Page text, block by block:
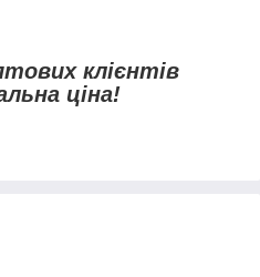
клієнтів
ціна!